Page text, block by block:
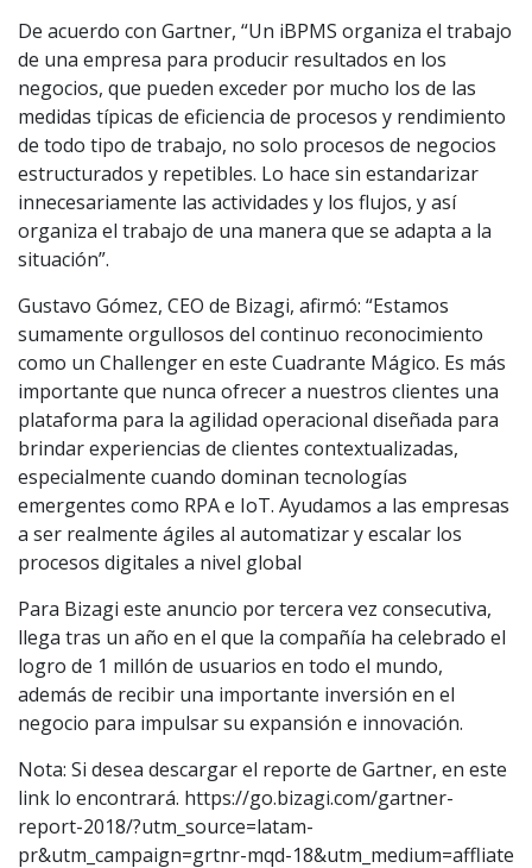
De acuerdo con Gartner, “Un iBPMS organiza el trabajo
de una empresa para producir resultados en los
negocios, que pueden exceder por mucho los de las
medidas típicas de eficiencia de procesos y rendimiento
de todo tipo de trabajo, no solo procesos de negocios
estructurados y repetibles. Lo hace sin estandarizar
innecesariamente las actividades y los flujos, y así
organiza el trabajo de una manera que se adapta a la
situación”.
Gustavo Gómez, CEO de Bizagi, afirmó: “Estamos
sumamente orgullosos del continuo reconocimiento
como un Challenger en este Cuadrante Mágico. Es más
importante que nunca ofrecer a nuestros clientes una
plataforma para la agilidad operacional diseñada para
brindar experiencias de clientes contextualizadas,
especialmente cuando dominan tecnologías
emergentes como RPA e IoT. Ayudamos a las empresas
a ser realmente ágiles al automatizar y escalar los
procesos digitales a nivel global
Para Bizagi este anuncio por tercera vez consecutiva,
llega tras un año en el que la compañía ha celebrado el
logro de 1 millón de usuarios en todo el mundo,
además de recibir una importante inversión en el
negocio para impulsar su expansión e innovación.
Nota: Si desea descargar el reporte de Gartner, en este
link lo encontrará. https://go.bizagi.com/gartner-
report-2018/?utm_source=latam-
pr&utm_campaign=grtnr-mqd-18&utm_medium=affliate